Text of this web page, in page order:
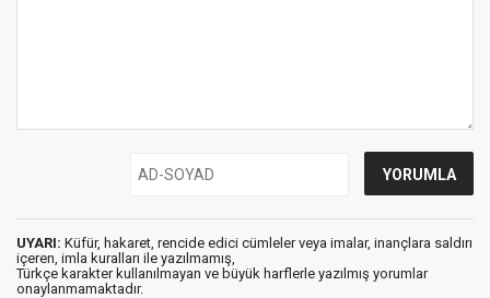
UYARI: Küfür, hakaret, rencide edici cümleler veya imalar, inançlara saldırı
içeren, imla kuralları ile yazılmamış,
Türkçe karakter kullanılmayan ve büyük harflerle yazılmış yorumlar
onaylanmamaktadır.